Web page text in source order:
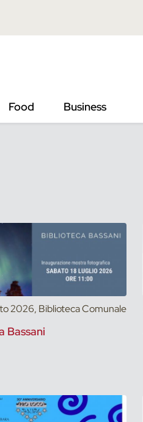
Food Business
2026, Biblioteca Comunale
Bassani